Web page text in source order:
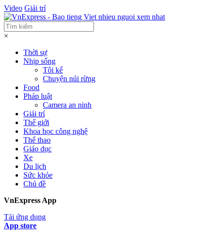
Video Giải trí
×
Thời sự
Nhịp sống
Tôi kể
Chuyện núi rừng
Food
Pháp luật
Camera an ninh
Giải trí
Thế giới
Khoa học công nghệ
Thể thao
Giáo dục
Xe
Du lịch
Sức khỏe
Chủ đề
VnExpress App
Tải ứng dụng
App store